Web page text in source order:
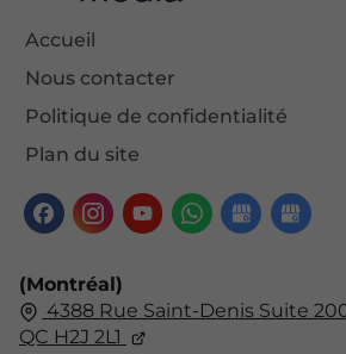
Accueil
Nous contacter
Politique de confidentialité
Plan du site
(Montréal)
4388 Rue Saint-Denis Suite
QC H2J 2L1